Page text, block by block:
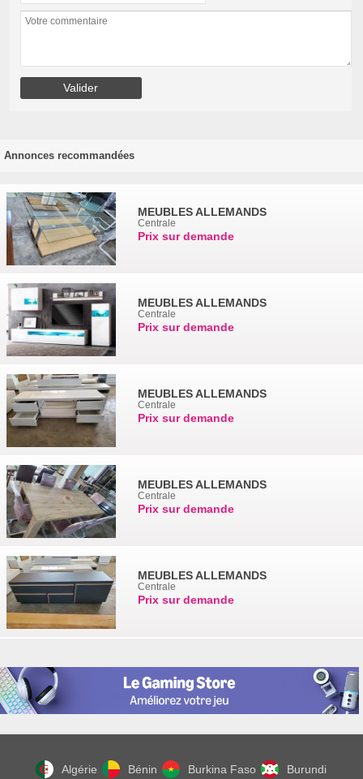
Annonces recommandées
MEUBLES ALLEMANDS
Centrale
Prix sur demande
MEUBLES ALLEMANDS
Centrale
Prix sur demande
MEUBLES ALLEMANDS
Centrale
Prix sur demande
MEUBLES ALLEMANDS
Centrale
Prix sur demande
MEUBLES ALLEMANDS
Centrale
Prix sur demande
Algérie Bénin Burkina Faso Burundi